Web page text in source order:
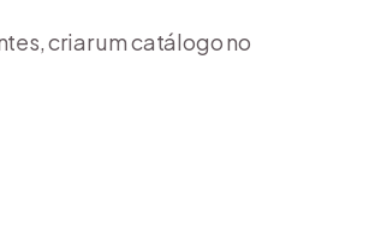
criar um catálogo no